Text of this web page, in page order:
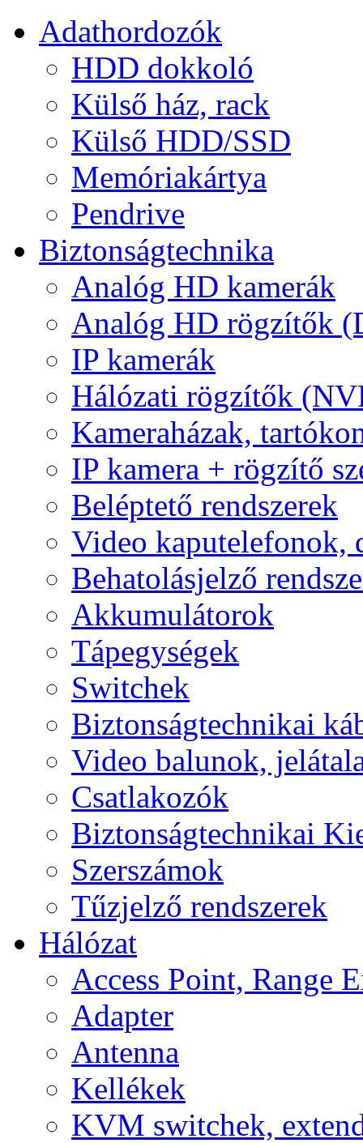
Adathordozók
HDD dokkoló
Külső ház, rack
Külső HDD/SSD
Memóriakártya
Pendrive
Biztonságtechnika
Analóg HD kamerák
Analóg HD rögzítők
IP kamerák
Hálózati rögzítők
Kameraházak,
IP kamera + rögzítő
Beléptető rendszerek
Video kaputelefonok,
Behatolásjelző
Akkumulátorok
Tápegységek
Switchek
Biztonságtechnikai
Video balunok,
Csatlakozók
Biztonságtechnikai
Szerszámok
Tűzjelző rendszerek
Hálózat
Access Point, Range
Adapter
Antenna
Kellékek
KVM switchek,